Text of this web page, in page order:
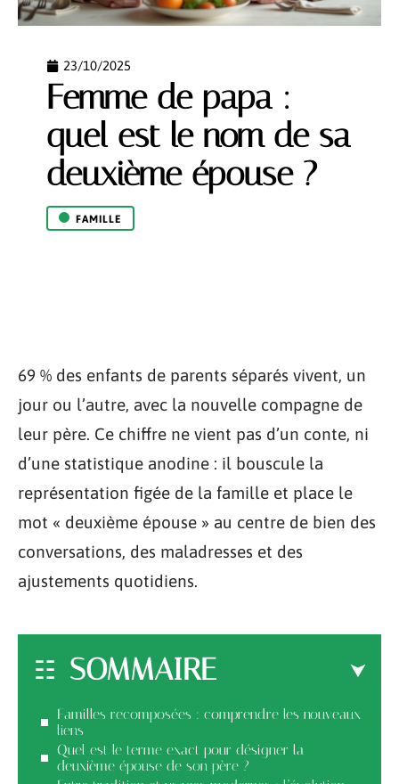
23/10/2025
Femme de papa :
quel est le nom de sa
deuxième épouse ?
FAMILLE
69 % des enfants de parents séparés vivent, un
jour ou l’autre, avec la nouvelle compagne de
leur père. Ce chiffre ne vient pas d’un conte, ni
d’une statistique anodine : il bouscule la
représentation figée de la famille et place le
mot « deuxième épouse » au centre de bien des
conversations, des maladresses et des
ajustements quotidiens.
SOMMAIRE
Familles recomposées : comprendre les nouveaux
liens
Quel est le terme exact pour désigner la
deuxième épouse de son père ?